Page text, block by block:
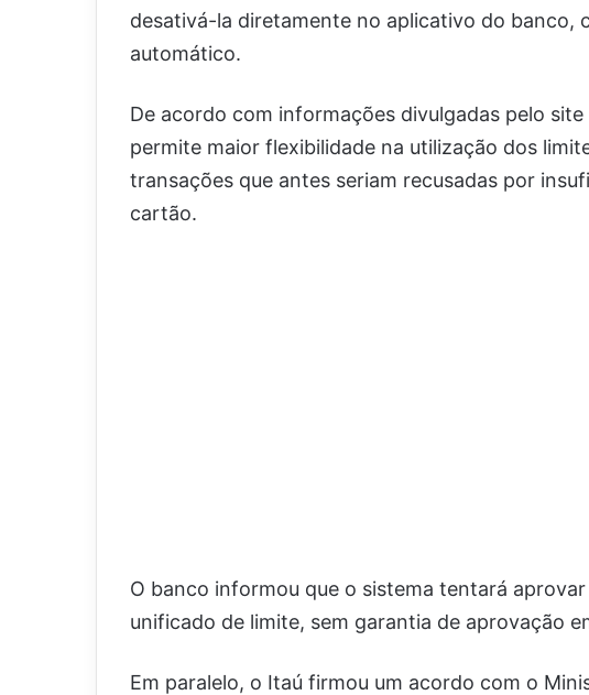
desativá-la diretamente no aplicativo do banco,
automático.
De acordo com informações divulgadas pelo
permite maior flexibilidade na utilização dos
transações que antes seriam recusadas por
cartão.
O banco informou que o sistema tentará
unificado de limite, sem garantia de aprovação
Em paralelo, o Itaú firmou um acordo com o